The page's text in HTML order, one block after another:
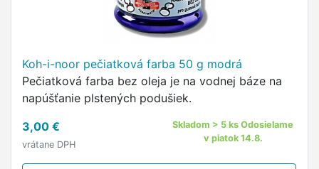
Koh-i-noor pečiatková farba 50 g modrá
Pečiatková farba bez oleja je na vodnej báze na
napúšťanie plstených podušiek.
3,00 €
vrátane DPH
Skladom > 5 ks Odosielame
v piatok 14.8.